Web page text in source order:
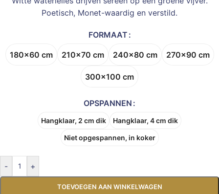
Poetisch, Monet-waardig en verstild.
FORMAAT
180x60 cm 210x70 cm 240x80 cm 270x90 cm
300x100 cm
OPSPANNEN
Hangklaar, 2 cm dik Hangklaar, 4 cm dik
Niet opgespannen, in koker
- +
TOEVOEGEN AAN WINKELWAGEN